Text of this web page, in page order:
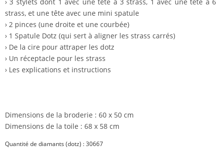
strass, et une tête avec une mini spatule
› 2 pinces (une droite et une courbée)
› 1 Spatule Dotz (qui sert à aligner les strass carrés)
› De la cire pour attraper les dotz
› Un réceptacle pour les strass
› Les explications et instructions
Dimensions de la broderie : 60 x 50 cm
Dimensions de la toile : 68 x 58 cm
Quantité de diamants (dotz) : 30667